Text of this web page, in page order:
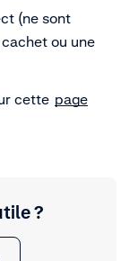
(ne sont
ou une
cette page
?